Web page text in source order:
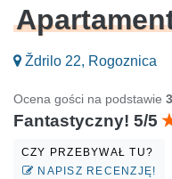
Ždrilo 22, Rogoznica
Ocena gości na podstawie 3
Fantastyczny! 5/5
CZY PRZEBYWAŁ TU?
NAPISZ RECENZJĘ!